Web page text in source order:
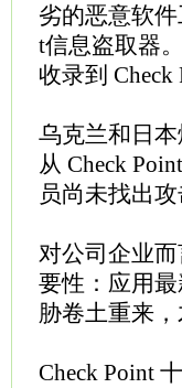
劣的恶意软
t信息盗取器
收录到
乌克兰和日
从 Check
员尚未找出
对公司企业
要性：应用
胁卷土重来
Check Point